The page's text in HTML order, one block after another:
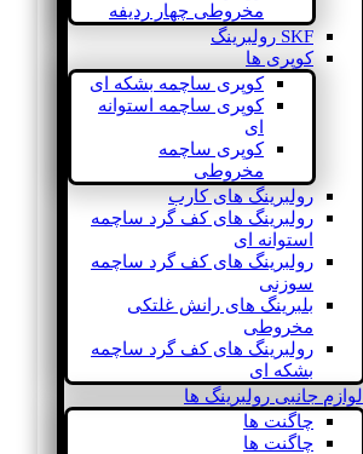
مخروطی چهار ردیفه
SKF رولبرینگ
کوپری ها
کوپری ساچمه بشکه ای
کوپری ساچمه استوانه
ای
کوپری ساچمه
مخروطی
رولبرینگ های کارب
رولبرینگ های کف گرد ساچمه
استوانه ای
رولبرینگ های کف گرد ساچمه
سوزنی
بلبرینگ های رانش غلتکی
مخروطی
رولبرینگ های کف گرد ساچمه
بشکه ای
لوازم جانبی رولبرینگ ها
چاگنت ها
چاگنت ها